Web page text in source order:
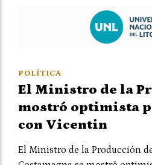
El Ministro de la
mostró optimista
con Vicentin
El Ministro de la Producción
POLÍTICA